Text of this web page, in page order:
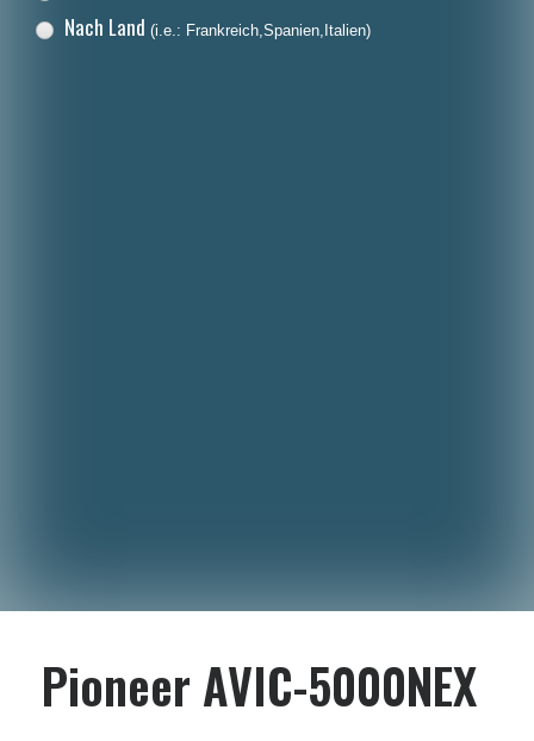
Nach Land (i.e.: Frankreich,Spanien,Italien)
Pioneer AVIC-5000NEX